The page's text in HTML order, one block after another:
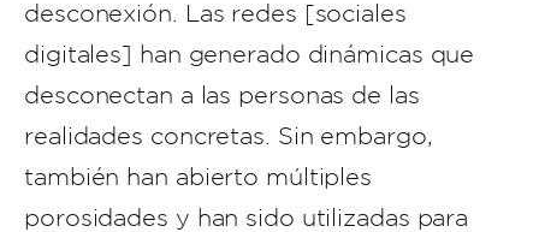
desconexión. Las redes [sociales
digitales] han generado dinámicas que
desconectan a las personas de las
realidades concretas. Sin embargo,
también han abierto múltiples
porosidades y han sido utilizadas para